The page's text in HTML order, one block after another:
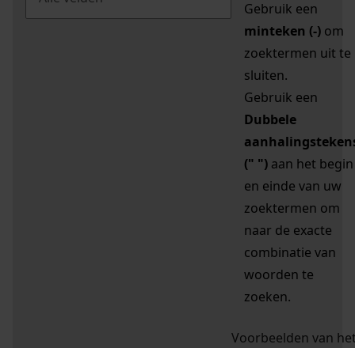
Gebruik een
minteken (-) om
zoektermen uit te
sluiten.
Gebruik een
Dubbele
(" ") aan het begin
en einde van uw
zoektermen om
naar de exacte
combinatie van
woorden te
zoeken.
Voorbeelden van